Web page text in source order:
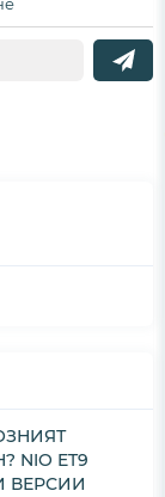
NIO ET9
ВЕРСИИ